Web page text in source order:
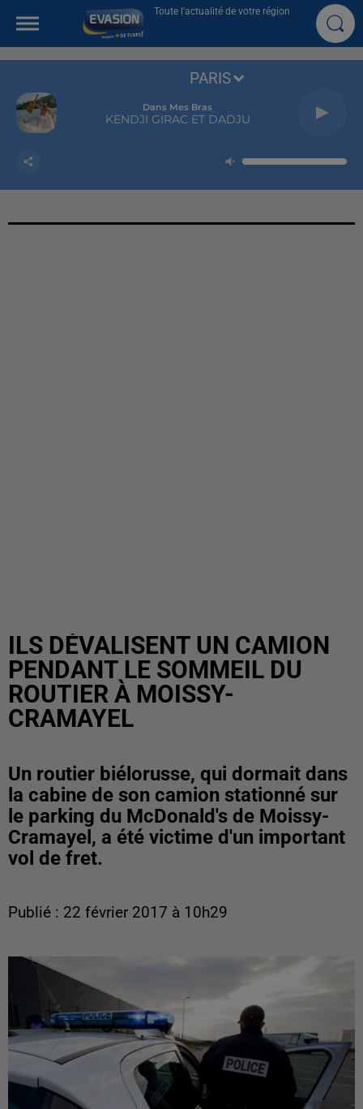
Toute l'actualité de votre région
Dans Mes Bras
KENDJI GIRAC ET DADJU
PARIS
ILS DÉVALISENT UN CAMION
PENDANT LE SOMMEIL DU
ROUTIER À MOISSY-
CRAMAYEL
Un routier biélorusse, qui dormait dans
la cabine de son camion stationné sur
le parking du McDonald's de Moissy-
Cramayel, a été victime d'un important
vol de fret.
Publié : 22 février 2017 à 10h29